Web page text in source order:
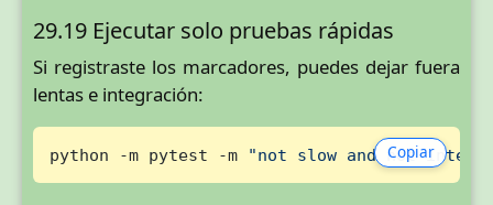
29.19 Ejecutar solo pruebas rápidas
Si registraste los marcadores, puedes dejar fuera
lentas e integración:
Copiar
python -m pytest -m "not slow and not